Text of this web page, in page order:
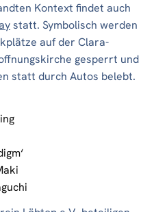
Kontext findet auch
statt. Symbolisch werden
auf der Clara-
gesperrt und
statt durch Autos belebt.